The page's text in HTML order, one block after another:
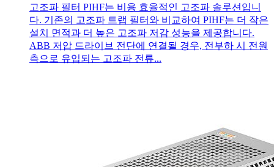
고조파 필터 PIHF는 비용 효율적인 고조파 솔루션입니
다. 기존의 고조파 트랩 필터와 비교하여 PIHF는 더 작은
설치 면적과 더 높은 고조파 저감 성능을 제공합니다.
ABB 저압 드라이브 전단에 연결될 경우, 전부하 시 전원
측으로 유입되는 고조파 전류...